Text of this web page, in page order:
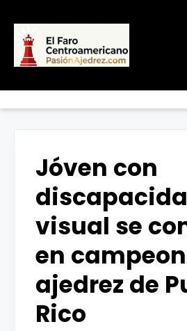
Jóven con
visual se
en
ajedrez de
Rico